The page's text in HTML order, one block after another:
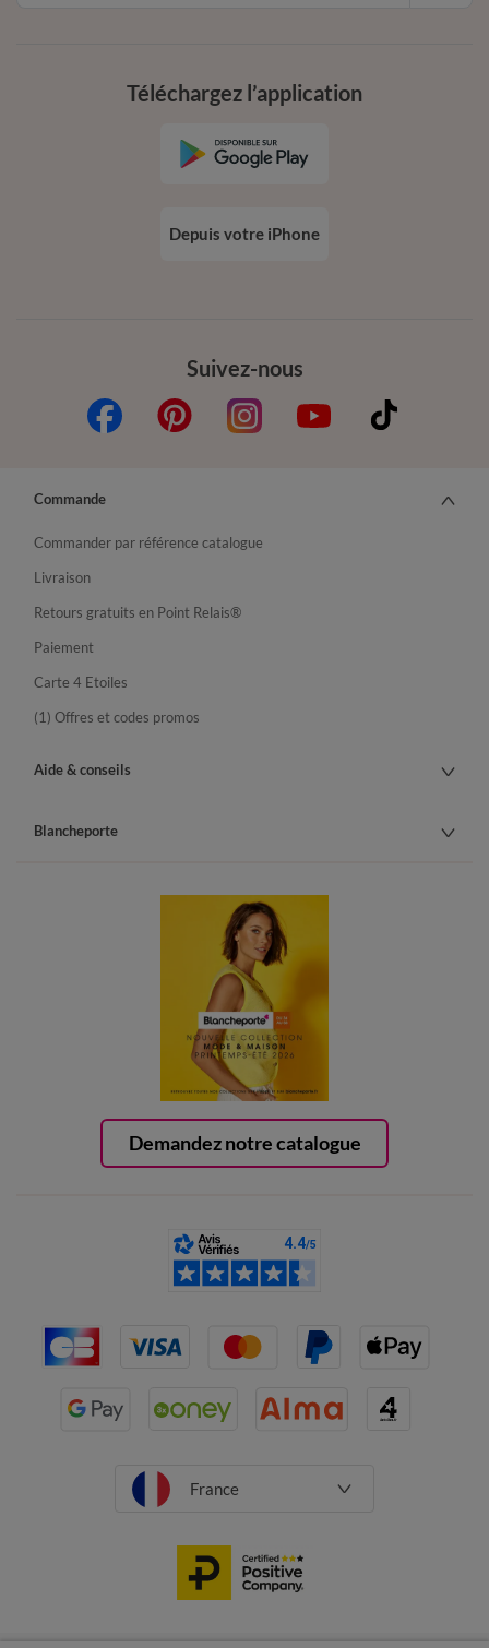
Suivez-nous
Téléchargez l’application
Depuis votre iPhone
Demandez notre catalogue
Commande
Commander par référence catalogue
Livraison
Retours gratuits en Point Relais®
Paiement
Carte 4 Etoiles
(1) Offres et codes promos
Aide & conseils
Blancheporte
France